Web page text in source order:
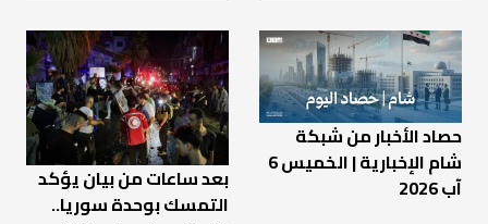
حصاد الأخبار من شبكة
شام الإخبارية | الخميس 6
آب 2026
بعد ساعات من بيان يؤكد
التمسك بوحدة سوريا..